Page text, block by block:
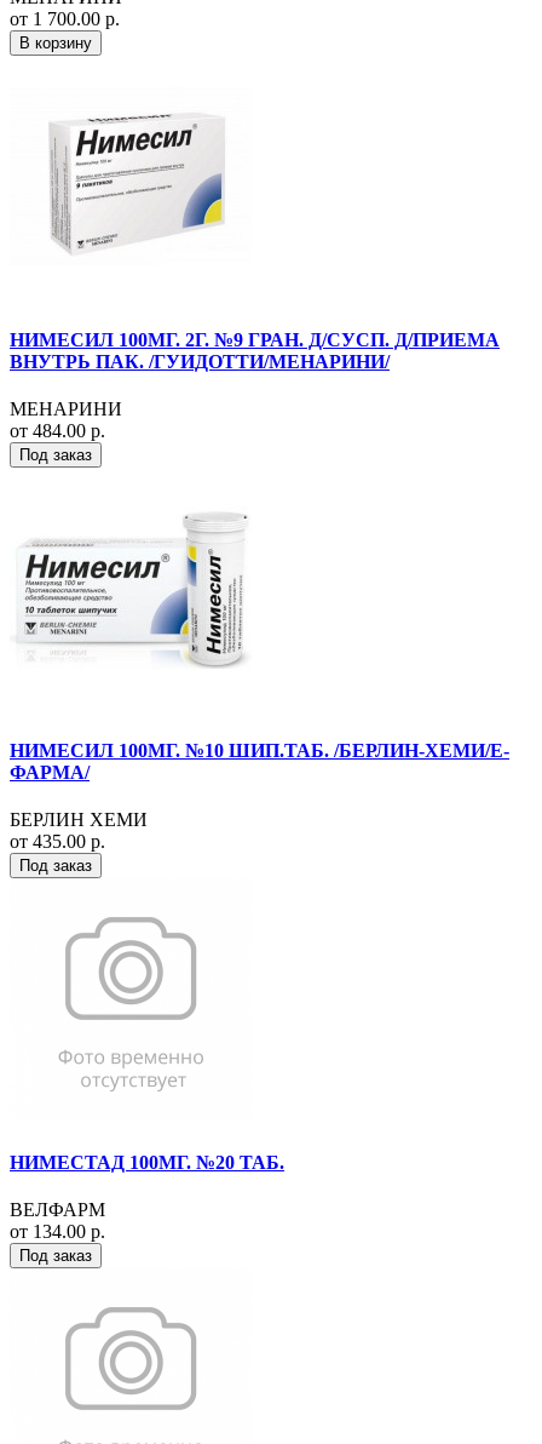
от 1 700.00 р.
В корзину
НИМЕСИЛ 100МГ. 2Г. №9 ГРАН. Д/СУСП. Д/ПРИЕМА
ВНУТРЬ ПАК. /ГУИДОТТИ/МЕНАРИНИ/
МЕНАРИНИ
от 484.00 р.
Под заказ
НИМЕСИЛ 100МГ. №10 ШИП.ТАБ. /БЕРЛИН-ХЕМИ/Е-
ФАРМА/
БЕРЛИН ХЕМИ
от 435.00 р.
Под заказ
НИМЕСТАД 100МГ. №20 ТАБ.
ВЕЛФАРМ
от 134.00 р.
Под заказ